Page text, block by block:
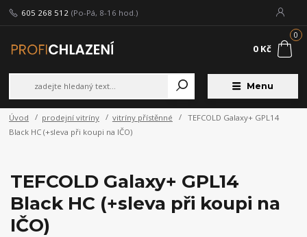
Menu
605 268 512 (Po-Pá, 8-16 hod.)
0
0 Kč
Úvod prodejní vitríny vitríny přístěnné
TEFCOLD Galaxy+ GPL14
Black HC (+sleva při koupi na IČO)
TEFCOLD Galaxy+ GPL14
Black HC (+sleva při koupi na
IČO)